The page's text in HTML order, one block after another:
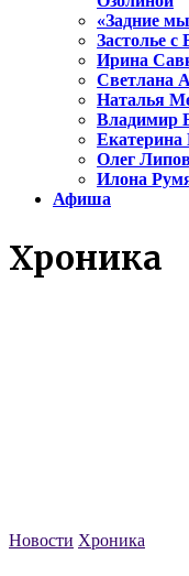
«Задние
Застолье
Ирина
Светлана
Наталья
Владимир
Екатерина
Олег
Илона
Афиша
Хроника
Новости Хроника